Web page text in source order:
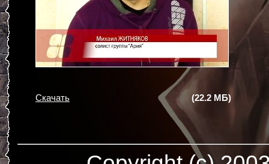
Скачать (22.2 МБ)